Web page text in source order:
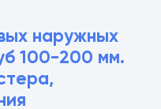
наружных
100-200 мм.